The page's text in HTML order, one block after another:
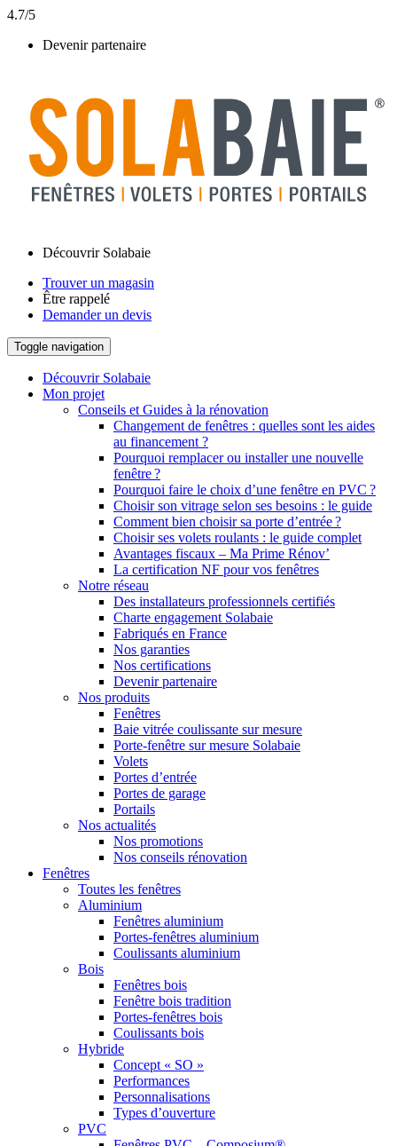
4.7/5
Devenir partenaire
Découvrir Solabaie
Trouver un magasin
Être rappelé
Demander un devis
Toggle navigation
Découvrir Solabaie
Mon projet
Conseils et Guides à la rénovation
Changement de fenêtres : quelles sont les aides
au financement ?
Pourquoi remplacer ou installer une nouvelle
fenêtre ?
Pourquoi faire le choix d’une fenêtre en PVC ?
Choisir son vitrage selon ses besoins : le guide
Comment bien choisir sa porte d’entrée ?
Choisir ses volets roulants : le guide complet
Avantages fiscaux – Ma Prime Rénov’
La certification NF pour vos fenêtres
Notre réseau
Des installateurs professionnels certifiés
Charte engagement Solabaie
Fabriqués en France
Nos garanties
Nos certifications
Devenir partenaire
Nos produits
Fenêtres
Baie vitrée coulissante sur mesure
Porte-fenêtre sur mesure Solabaie
Volets
Portes d’entrée
Portes de garage
Portails
Nos actualités
Nos promotions
Nos conseils rénovation
Fenêtres
Toutes les fenêtres
Aluminium
Fenêtres aluminium
Portes-fenêtres aluminium
Coulissants aluminium
Bois
Fenêtres bois
Fenêtre bois tradition
Portes-fenêtres bois
Coulissants bois
Hybride
Concept « SO »
Performances
Personnalisations
Types d’ouverture
PVC